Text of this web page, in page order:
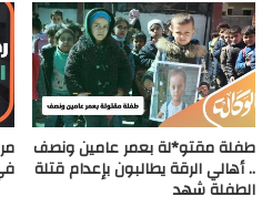
طفلة مقتو*لة بعمر عامين ونصف
.. أهالي الرقة يطالبون بإعدام قتلة
الطفلة شهد